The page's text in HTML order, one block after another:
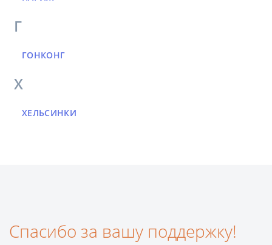
Г
ГОНКОНГ
Х
ХЕЛЬСИНКИ
Спасибо за вашу поддержку!